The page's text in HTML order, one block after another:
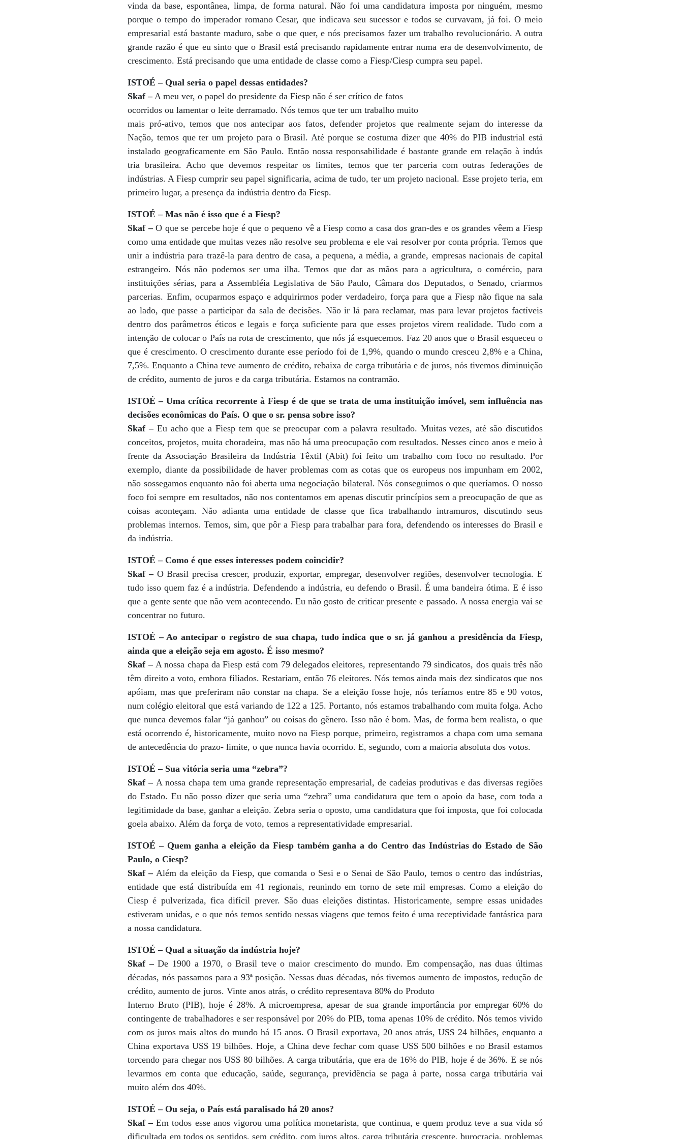
vinda da base, espontânea, limpa, de forma natural. Não foi uma candidatura imposta por ninguém, mesmo
porque o tempo do imperador romano Cesar, que indicava seu sucessor e todos se curvavam, já foi. O meio
empresarial está bastante maduro, sabe o que quer, e nós precisamos fazer um trabalho revolucionário. A outra
grande razão é que eu sinto que o Brasil está precisando rapidamente entrar numa era de desenvolvimento, de
crescimento. Está precisando que uma entidade de classe como a Fiesp/Ciesp cumpra seu papel.
ISTOÉ – Qual seria o papel dessas entidades?
Skaf –A meu ver, o papel do presidente da Fiesp não é ser crítico de fatos
ocorridos ou lamentar o leite derramado. Nós temos que ter um trabalho muito
mais pró-ativo, temos que nos antecipar aos fatos, defender projetos que realmente sejam do interesse da
Nação, temos que ter um projeto para o Brasil. Até porque se costuma dizer que 40% do PIB industrial está
instalado geograficamente em São Paulo. Então nossa responsabilidade é bastante grande em relação à indús
tria brasileira. Acho que devemos respeitar os limites, temos que ter parceria com outras federações de
indústrias. A Fiesp cumprir seu papel significaria, acima de tudo, ter um projeto nacional. Esse projeto teria, em
primeiro lugar, a presença da indústria dentro da Fiesp.
ISTOÉ – Mas não é isso que é a Fiesp?
Skaf –O que se percebe hoje é que o pequeno vê a Fiesp como a casa dos gran-des e os grandes vêem a Fiesp
como uma entidade que muitas vezes não resolve seu problema e ele vai resolver por conta própria. Temos que
unir a indústria para trazê-la para dentro de casa, a pequena, a média, a grande, empresas nacionais de capital
estrangeiro. Nós não podemos ser uma ilha. Temos que dar as mãos para a agricultura, o comércio, para
instituições sérias, para a Assembléia Legislativa de São Paulo, Câmara dos Deputados, o Senado, criarmos
parcerias. Enfim, ocuparmos espaço e adquirirmos poder verdadeiro, força para que a Fiesp não fique na sala
ao lado, que passe a participar da sala de decisões. Não ir lá para reclamar, mas para levar projetos factíveis
dentro dos parâmetros éticos e legais e força suficiente para que esses projetos virem realidade. Tudo com a
intenção de colocar o País na rota de crescimento, que nós já esquecemos. Faz 20 anos que o Brasil esqueceu o
que é crescimento. O crescimento durante esse período foi de 1,9%, quando o mundo cresceu 2,8% e a China,
7,5%. Enquanto a China teve aumento de crédito, rebaixa de carga tributária e de juros, nós tivemos diminuição
de crédito, aumento de juros e da carga tributária. Estamos na contramão.
ISTOÉ – Uma crítica recorrente à Fiesp é de que se trata de uma instituição imóvel, sem influência nas
decisões econômicas do País. O que o sr. pensa sobre isso?
Skaf – Eu acho que a Fiesp tem que se preocupar com a palavra resultado. Muitas vezes, até são discutidos
conceitos, projetos, muita choradeira, mas não há uma preocupação com resultados. Nesses cinco anos e meio à
frente da Associação Brasileira da Indústria Têxtil (Abit) foi feito um trabalho com foco no resultado. Por
exemplo, diante da possibilidade de haver problemas com as cotas que os europeus nos impunham em 2002,
não sossegamos enquanto não foi aberta uma negociação bilateral. Nós conseguimos o que queríamos. O nosso
foco foi sempre em resultados, não nos contentamos em apenas discutir princípios sem a preocupação de que as
coisas aconteçam. Não adianta uma entidade de classe que fica trabalhando intramuros, discutindo seus
problemas internos. Temos, sim, que pôr a Fiesp para trabalhar para fora, defendendo os interesses do Brasil e
da indústria.
ISTOÉ – Como é que esses interesses podem coincidir?
Skaf –O Brasil precisa crescer, produzir, exportar, empregar, desenvolver regiões, desenvolver tecnologia. E
tudo isso quem faz é a indústria. Defendendo a indústria, eu defendo o Brasil. É uma bandeira ótima. E é isso
que a gente sente que não vem acontecendo. Eu não gosto de criticar presente e passado. A nossa energia vai se
concentrar no futuro.
ISTOÉ – Ao antecipar o registro de sua chapa, tudo indica que o sr. já ganhou a presidência da Fiesp,
ainda que a eleição seja em agosto. É isso mesmo?
Skaf – A nossa chapa da Fiesp está com 79 delegados eleitores, representando 79 sindicatos, dos quais três não
têm direito a voto, embora filiados. Restariam, então 76 eleitores. Nós temos ainda mais dez sindicatos que nos
apóiam, mas que preferiram não constar na chapa. Se a eleição fosse hoje, nós teríamos entre 85 e 90 votos,
num colégio eleitoral que está variando de 122 a 125. Portanto, nós estamos trabalhando com muita folga. Acho
que nunca devemos falar “já ganhou” ou coisas do gênero. Isso não é bom. Mas, de forma bem realista, o que
está ocorrendo é, historicamente, muito novo na Fiesp porque, primeiro, registramos a chapa com uma semana
de antecedência do prazo- limite, o que nunca havia ocorrido. E, segundo, com a maioria absoluta dos votos.
ISTOÉ – Sua vitória seria uma “zebra”?
Skaf –A nossa chapa tem uma grande representação empresarial, de cadeias produtivas e das diversas regiões
do Estado. Eu não posso dizer que seria uma “zebra” uma candidatura que tem o apoio da base, com toda a
legitimidade da base, ganhar a eleição. Zebra seria o oposto, uma candidatura que foi imposta, que foi colocada
goela abaixo. Além da força de voto, temos a representatividade empresarial.
ISTOÉ – Quem ganha a eleição da Fiesp também ganha a do Centro das Indústrias do Estado de São
Paulo, o Ciesp?
Skaf –Além da eleição da Fiesp, que comanda o Sesi e o Senai de São Paulo, temos o centro das indústrias,
entidade que está distribuída em 41 regionais, reunindo em torno de sete mil empresas. Como a eleição do
Ciesp é pulverizada, fica difícil prever. São duas eleições distintas. Historicamente, sempre essas unidades
estiveram unidas, e o que nós temos sentido nessas viagens que temos feito é uma receptividade fantástica para
a nossa candidatura.
ISTOÉ – Qual a situação da indústria hoje?
Skaf –De 1900 a 1970, o Brasil teve o maior crescimento do mundo. Em compensação, nas duas últimas
décadas, nós passamos para a 93ª posição. Nessas duas décadas, nós tivemos aumento de impostos, redução de
crédito, aumento de juros. Vinte anos atrás, o crédito representava 80% do Produto
Interno Bruto (PIB), hoje é 28%. A microempresa, apesar de sua grande importância por empregar 60% do
contingente de trabalhadores e ser responsável por 20% do PIB, toma apenas 10% de crédito. Nós temos vivido
com os juros mais altos do mundo há 15 anos. O Brasil exportava, 20 anos atrás, US$ 24 bilhões, enquanto a
China exportava US$ 19 bilhões. Hoje, a China deve fechar com quase US$ 500 bilhões e no Brasil estamos
torcendo para chegar nos US$ 80 bilhões. A carga tributária, que era de 16% do PIB, hoje é de 36%. E se nós
levarmos em conta que educação, saúde, segurança, previdência se paga à parte, nossa carga tributária vai
muito além dos 40%.
ISTOÉ – Ou seja, o País está paralisado há 20 anos?
Skaf –Em todos esse anos vigorou uma política monetarista, que continua, e quem produz teve a sua vida só
dificultada em todos os sentidos, sem crédito, com juros altos, carga tributária crescente, burocracia, problemas